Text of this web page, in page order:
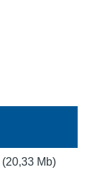
(20,33 Mb)